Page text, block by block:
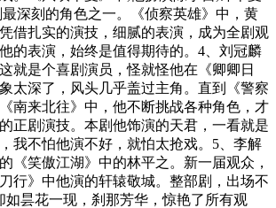
深刻的角色之一。《侦察英雄》中，黄
借扎实的演技，细腻的表演，成为全剧观
的表演，始终是值得期待的。4、刘冠麟
就是个喜剧演员，怪就怪他在《卿卿日
太深了，风头几乎盖过主角。直到《警察
南来北往》中，他不断挑战各种角色，才
正剧演技。本剧他饰演的天君，一看就是
我不怕他演不好，就怕太抢戏。5、李解
《笑傲江湖》中的林平之。新一届观众，
行》中他演的轩辕敬城。整部剧，出场不
如昙花一现，刹那芳华，惊艳了所有观